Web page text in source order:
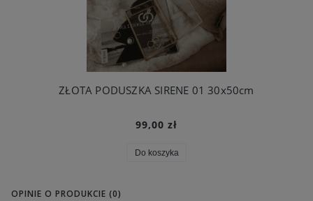
ZŁOTA PODUSZKA SIRENE 01 30x50cm
99,00 zł
Do koszyka
OPINIE O PRODUKCIE (0)